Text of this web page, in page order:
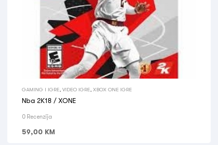
GAMING I IGRE VIDEO IGRE XBOX ONE IGRE
Nba 2K18 / XONE
0 Recenzija
59,00 KM